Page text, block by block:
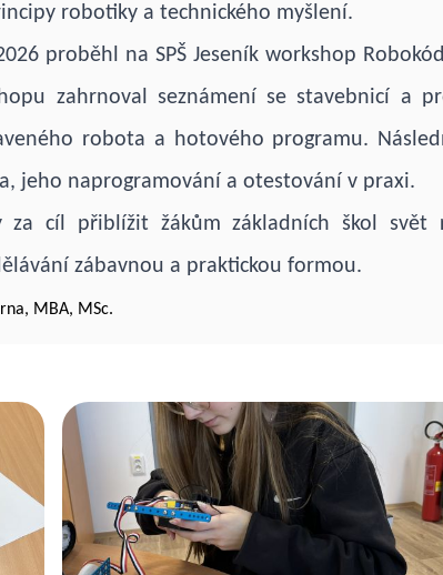
robotiky a technického myšlení.
proběhl na SPŠ Jeseník workshop
zahrnoval seznámení se stavebnicí a
robota a hotového programu.
jeho naprogramování a otestování v praxi.
za cíl přiblížit žákům základních škol svět
zábavnou a praktickou formou.
MBA, MSc.